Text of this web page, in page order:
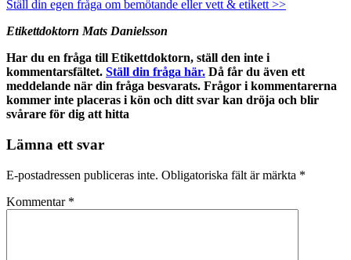
Ställ din egen fråga om bemötande eller vett & etikett >>
Etikettdoktorn Mats Danielsson
Har du en fråga till Etikettdoktorn, ställ den inte i
kommentarsfältet. Ställ din fråga här. Då får du även ett
meddelande när din fråga besvarats. Frågor i kommentarerna
kommer inte placeras i kön och ditt svar kan dröja och blir
svårare för dig att hitta
Lämna ett svar
E-postadressen publiceras inte. Obligatoriska fält är märkta *
Kommentar *